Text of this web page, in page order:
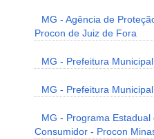
MG - Agência de
Procon de Juiz de Fora
MG - Prefeitura
MG - Prefeitura
MG - Programa
Consumidor - Procon